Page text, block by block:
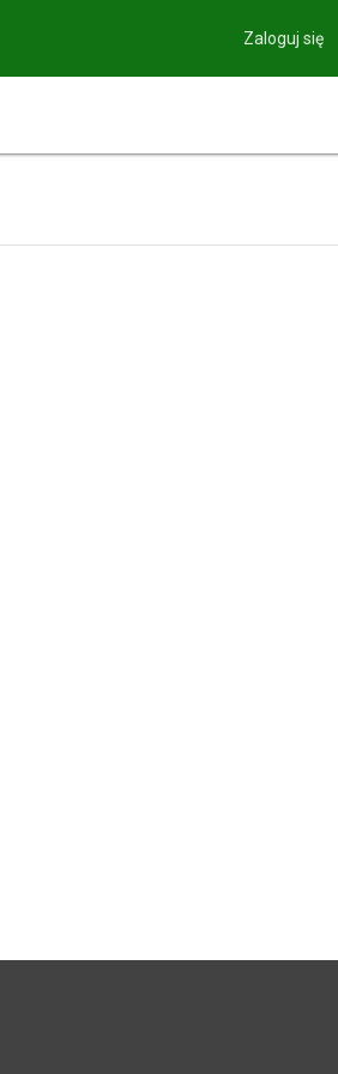
Zaloguj się